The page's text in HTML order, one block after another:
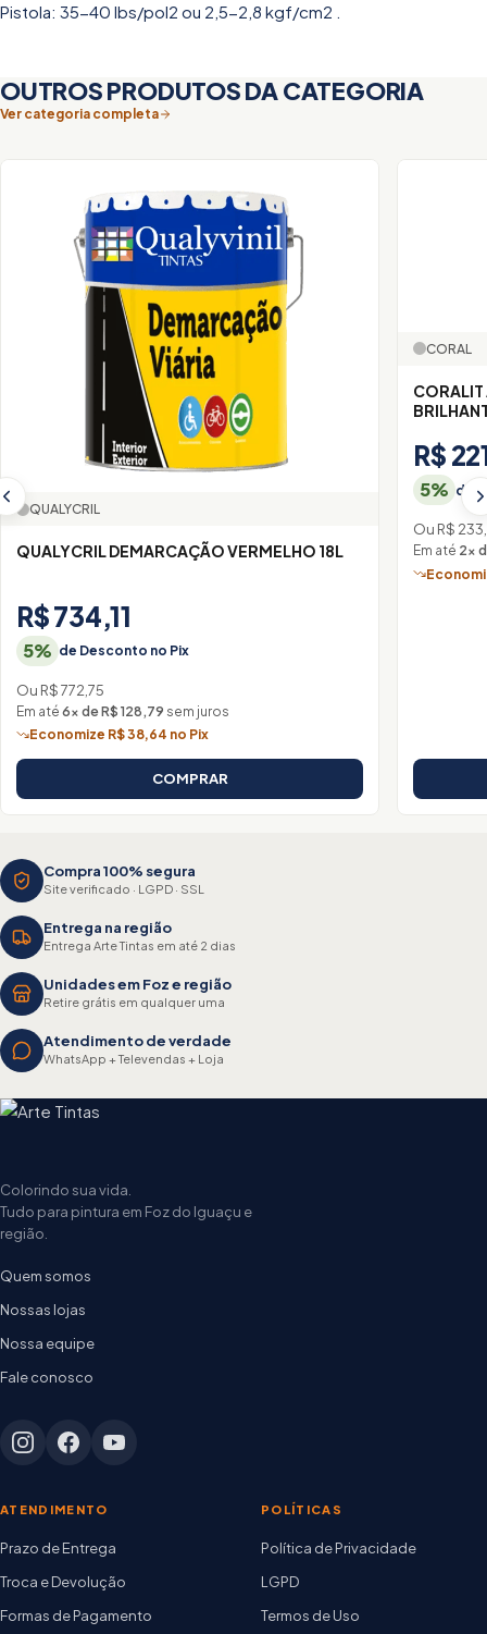
Pistola: 35-40 lbs/pol2 ou 2,5-2,8 kgf/cm2 .
OUTROS PRODUTOS DA CATEGORIA
Ver categoria completa
QUALYCRIL
QUALYCRIL DEMARCAÇÃO VERMELHO 18L
R$ 734,11
5% de Desconto no Pix
Ou R$ 772,75
Em até 6× de R$ 128,79 sem juros
Economize R$ 38,64 no Pix
COMPRAR
CORAL
CORALIT
R$
5% de
Ou R$
Em até 2×
Compra 100% segura
Site verificado · LGPD · SSL
Entrega na região
Entrega Arte Tintas em até 2 dias
Unidades em Foz e região
Retire grátis em qualquer uma
Atendimento de verdade
WhatsApp + Televendas + Loja
Colorindo sua vida.
Tudo para pintura em Foz do Iguaçu e
região.
Quem somos
Nossas lojas
Nossa equipe
Fale conosco
ATENDIMENTO
Prazo de Entrega
Troca e Devolução
Formas de Pagamento
POLÍTICAS
Política de Privacidade
LGPD
Termos de Uso